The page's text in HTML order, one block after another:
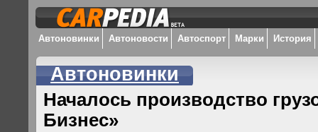
Автоновинки Автоновости Автоспорт Марки История
Автоновинки
Началось производство
Бизнес»